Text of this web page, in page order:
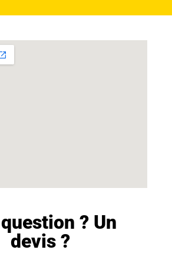
? Un
devis ?